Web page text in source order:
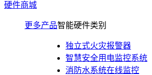
硬件商城
更多产品智能硬件类别
独立式火灾报警器
智慧安全用电监控系统
消防水系统在线监控